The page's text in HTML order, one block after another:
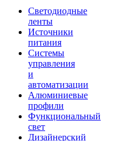
Светодиодные
ленты
Источники
питания
Системы
управления
и
автоматизации
Алюминиевые
профили
Функциональный
свет
Дизайнерский